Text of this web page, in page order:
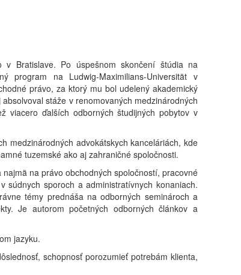
v Bratislave. Po úspešnom skončení štúdia na
program na Ludwig-Maximilians-Universität v
právo, za ktorý mu bol udelený akademický
stáže v renomovaných medzinárodných
viacero ďalších odborných študijných pobytov v
medzinárodných advokátskych kanceláriách, kde
tuzemské ako aj zahraničné spoločnosti.
na právo obchodných spoločností, pracovné
súdnych sporoch a administratívnych konaniach.
témy prednáša na odborných seminároch a
Je autorom početných odborných článkov a
jazyku.
schopnosť porozumieť potrebám klienta,